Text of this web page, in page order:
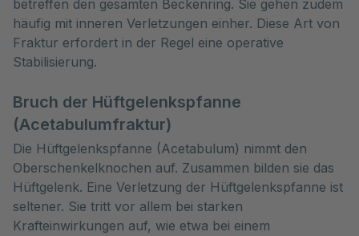
betreffen den gesamten Beckenring. Sie gehen zudem
häufig mit inneren Verletzungen einher. Diese Art von
Fraktur erfordert in der Regel eine operative
Stabilisierung.
Bruch der Hüftgelenkspfanne
(Acetabulumfraktur)
Die Hüftgelenkspfanne (Acetabulum) nimmt den
Oberschenkelknochen auf. Zusammen bilden sie das
Hüftgelenk. Eine Verletzung der Hüftgelenkspfanne ist
seltener. Sie tritt vor allem bei starken
Krafteinwirkungen auf, wie etwa bei einem